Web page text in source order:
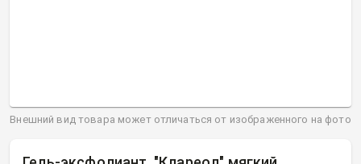
Внешний вид товара может отличаться от изображенного на фото